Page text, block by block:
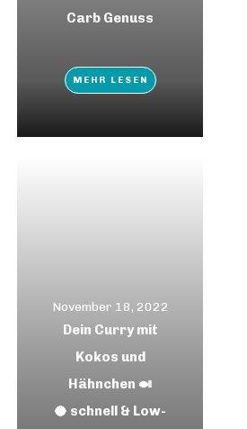
Carb Genuss
MEHR LESEN
November 18, 2022
Dein Curry mit
Kokos und
Hähnchen 🍛
🥥 schnell & Low-